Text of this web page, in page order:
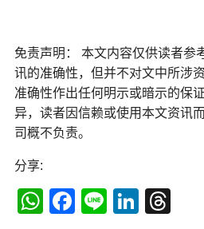
免责声明： 本文内容仅供读者参
讯的准确性，但并不对文中所涉
准确性作出任何明示或暗示的保
异，读者因信赖或使用本文资讯
司概不负责。
分享:
WhatsApp
Facebook
Line